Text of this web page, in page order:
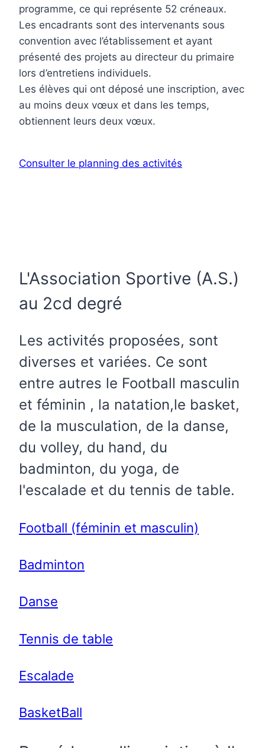
programme, ce qui représente 52 créneaux.
Les encadrants sont des intervenants sous
convention avec l’établissement et ayant
présenté des projets au directeur du primaire
lors d’entretiens individuels.
Les élèves qui ont déposé une inscription, avec
au moins deux vœux et dans les temps,
obtiennent leurs deux vœux.
Consulter le planning des activités
L'Association Sportive (A.S.)
au 2cd degré
Les activités proposées, sont
diverses et variées. Ce sont
entre autres le Football masculin
et féminin , la natation,le basket,
de la musculation, de la danse,
du volley, du hand, du
badminton, du yoga, de
l'escalade et du tennis de table.
Football (féminin et masculin)
Badminton
Danse
Tennis de table
Escalade
BasketBall